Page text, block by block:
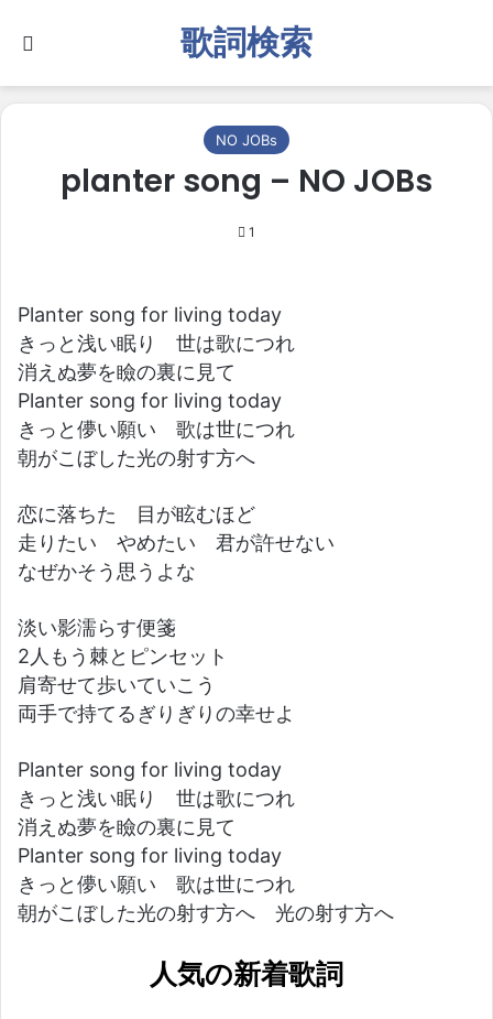
歌詞検索
NO JOBs
planter song – NO JOBs
1
Planter song for living today
きっと浅い眠り 世は歌につれ
消えぬ夢を瞼の裏に見て
Planter song for living today
きっと儚い願い 歌は世につれ
朝がこぼした光の射す方へ
恋に落ちた 目が眩むほど
走りたい やめたい 君が許せない
なぜかそう思うよな
淡い影濡らす便箋
2人もう棘とピンセット
肩寄せて歩いていこう
両手で持てるぎりぎりの幸せよ
Planter song for living today
きっと浅い眠り 世は歌につれ
消えぬ夢を瞼の裏に見て
Planter song for living today
きっと儚い願い 歌は世につれ
朝がこぼした光の射す方へ 光の射す方へ
人気の新着歌詞